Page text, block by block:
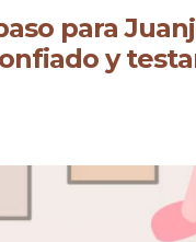
para
y